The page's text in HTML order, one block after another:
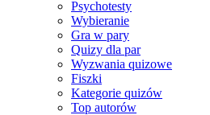
Psychotesty
Wybieranie
Gra w pary
Quizy dla par
Wyzwania quizowe
Fiszki
Kategorie quizów
Top autorów